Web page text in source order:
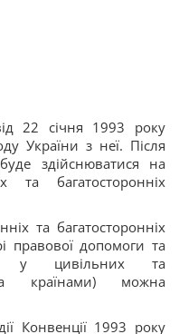
22 січня 1993 року
України з неї. Після
здійснюватися на
та багатосторонніх
та багатосторонніх
правової допомоги та
у цивільних та
країнами) можна
Конвенції 1993 року